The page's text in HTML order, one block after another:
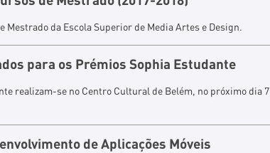
Mestrado da Escola Superior de Media Artes e Design.
para os Prémios Sophia Estudante
realizam-se no Centro Cultural de Belém, no próximo dia 7
de Aplicações Móveis